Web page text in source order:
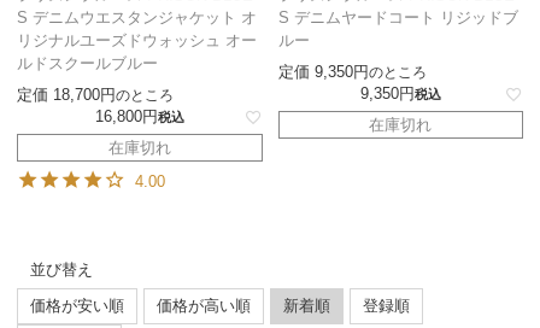
S デニムウエスタンジャケット オ
リジナルユーズドウォッシュ オー
ルドスクールブルー
定価 18,700 のところ
16,800 税込
在庫切れ
4.00
S デニムヤードコート リジッドブ
ルー
定価 9,350 のところ
9,350 税込
在庫切れ
並び替え
価格が安い順
価格が高い順 新着順
登録順